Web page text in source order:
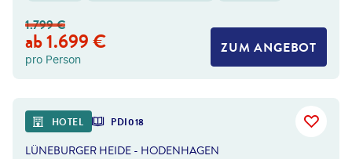
1.799€
ab1.699€
pro Person
ZUM ANGEBOT
HOTEL PDI018
LÜNEBURGER HEIDE - HODENHAGEN